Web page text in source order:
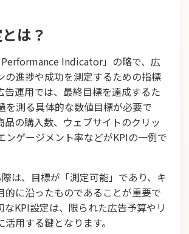
は？
Performance Indicator」の略で、広
の進捗や成功を測定するための指標
告運用では、最終目標を達成するた
を測る具体的な数値目標が必要で
品の購入数、ウェブサイトのクリッ
ンゲージメント率などがKPIの一例で
は、目標が「測定可能」であり、キ
的に沿ったものであることが重要で
なKPI設定は、限られた広告予算やリ
用する鍵となります。